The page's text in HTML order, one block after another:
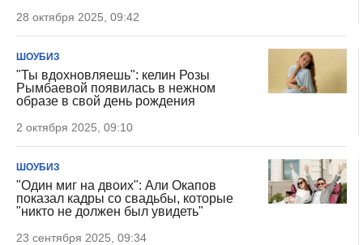
28 октября 2025, 09:42
ШОУБИЗ
"Ты вдохновляешь": келин Розы
Рымбаевой появилась в нежном
образе в свой день рождения
2 октября 2025, 09:10
ШОУБИЗ
"Один миг на двоих": Али Окапов
показал кадры со свадьбы, которые
"никто не должен был увидеть"
23 сентября 2025, 09:34